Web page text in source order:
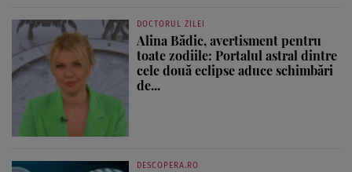
DOCTORUL ZILEI
Alina Bădic, avertisment pentru
toate zodiile: Portalul astral dintre
cele două eclipse aduce schimbări
de...
DESCOPERA.RO